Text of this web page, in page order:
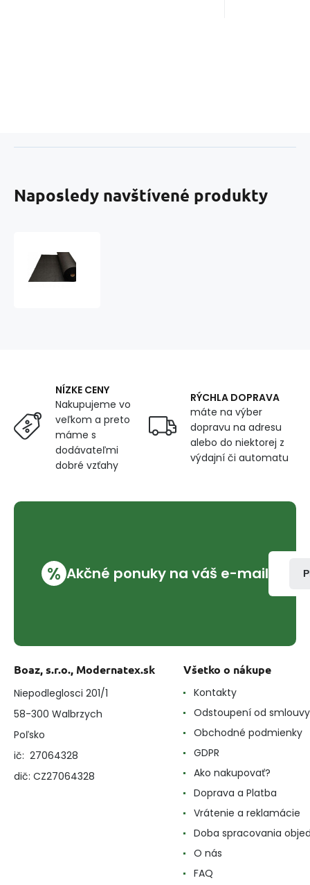
Naposledy navštívené produkty
NÍZKE CENY
Nakupujeme vo
veľkom a preto
máme s
dodávateľmi
dobré vzťahy
RÝCHLA DOPRAVA
máte na výber
dopravu na adresu
alebo do niektorej z
výdajní či automatu
% Akčné ponuky na váš e-mail
Boaz, s.r.o., Modernatex.sk
Niepodleglosci 201/1
58-300 Walbrzych
Poľsko
ič: 27064328
dič: CZ27064328
Všetko o nákupe
Kontakty
Odstoupení od smlouvy
Obchodné podmienky
GDPR
Ako nakupovať?
Doprava a Platba
Vrátenie a reklamácie
Doba spracovania
O nás
FAQ